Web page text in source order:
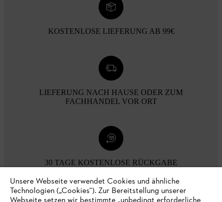
KOSTENLOSE LIEFERUNG AB 99€
LIEFERUNG NACH HAUSE ODER ZUM
FACHHANDEL VOR ORT
30 TAGE KOSTENLOSE RÜCKGABE
Zahlungsmöglichkeiten
Unsere Webseite verwendet Cookies und ähnliche
Technologien („Cookies“). Zur Bereitstellung unserer